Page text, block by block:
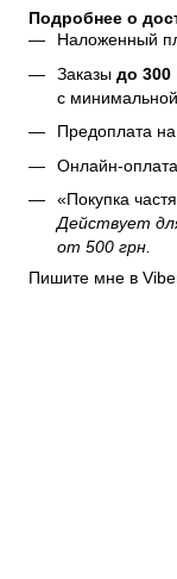
Подробнее о
Наложенный
Заказы до 300
с
Предоплата
Онлайн-
«Покупка
Действует
от 500 грн.
Пишите мне в